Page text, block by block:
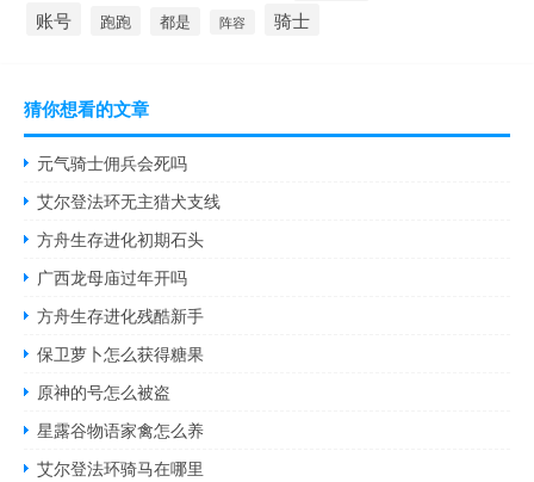
账号 跑跑 都是 阵容 骑士
猜你想看的文章
元气骑士佣兵会死吗
艾尔登法环无主猎犬支线
方舟生存进化初期石头
广西龙母庙过年开吗
方舟生存进化残酷新手
保卫萝卜怎么获得糖果
原神的号怎么被盗
星露谷物语家禽怎么养
艾尔登法环骑马在哪里